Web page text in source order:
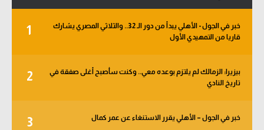
1
خبر في الجول - الأهلي يبدأ من دور الـ 32.. والثلاثي المصري يشارك
قاريا من التمهيدي الأول
2
بيزيرا: الزمالك لم يلتزم بوعده معي.. وكنت سأصبح أغلى صفقة في
تاريخ النادي
3 خبر في الجول – الأهلي يقرر الاستنغاء عن عمر كمال